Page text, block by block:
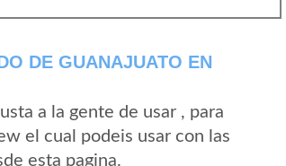
DE GUANAJUATO EN
a la gente de usar , para
el cual podeis usar con las
esta pagina.